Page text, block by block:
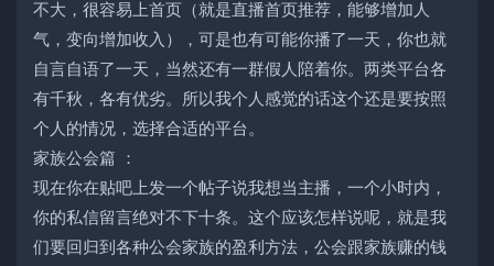
不大，很容易上首页（就是直播首页推荐，能够增加人
气，变向增加收入），可是也有可能你播了一天，你也就
自言自语了一天，当然还有一群假人陪着你。两类平台各
有千秋，各有优劣。所以我个人感觉的话这个还是要按照
个人的情况，选择合适的平台。
家族公会篇 ：
现在你在贴吧上发一个帖子说我想当主播，一个小时内，
你的私信留言绝对不下十条。这个应该怎样说呢，就是我
们要回归到各种公会家族的盈利方法，公会跟家族赚的钱